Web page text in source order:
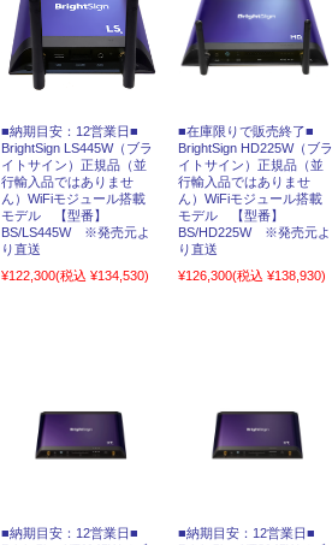
■納期目安：12営業日■
BrightSign LS445W（ブラ
イトサイン）正規品（並
行輸入品ではありませ
ん）WiFiモジュール搭載
モデル 【型番】
BS/LS445W ※発売元よ
り直送
¥122,300(税込 ¥134,530)
■在庫限りで販売終了■
BrightSign HD225W（ブラ
イトサイン）正規品（並
行輸入品ではありませ
ん）WiFiモジュール搭載
モデル 【型番】
BS/HD225W ※発売元よ
り直送
¥126,300(税込 ¥138,930)
■納期目安：12営業日■
■納期目安：12営業日■